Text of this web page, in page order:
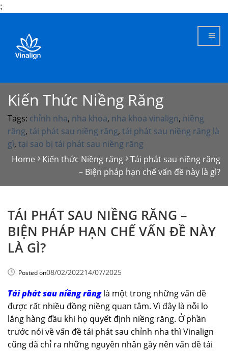
;
content
Kiến Thức Niềng Răng
Tags: chỉnh nha, nha khoa, nha khoa vinalign, niềng
răng, tái phát sau niềng răng, tái phát sau niềng răng là
gì, tại sao bị tái phát sau niềng răng
Home
Kiến thức Niềng răng
Tái phát sau niềng răng
– Biện pháp hạn chế vấn đề này là gì?
TÁI PHÁT SAU NIỀNG RĂNG –
BIỆN PHÁP HẠN CHẾ VẤN ĐỀ NÀY
LÀ GÌ?
Posted on08/02/202214/07/2025
Tái phát sau niềng rănglà một trong những vấn đề
được rất nhiều đồng niềng quan tâm. Vì đây là nỗi lo
lắng hàng đầu khi họ quyết định niềng răng. Ở phần
trước nói về vấn đề tái phát sau chỉnh nha thì Vinalign
cũng đã chỉ ra những nguyên nhân gây nên vấn đề tái